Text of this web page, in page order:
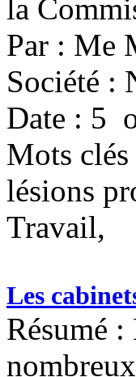
la
Par : Me
Société :
Date : 5
Mots clés
lésions
Travail,
Les
Résumé